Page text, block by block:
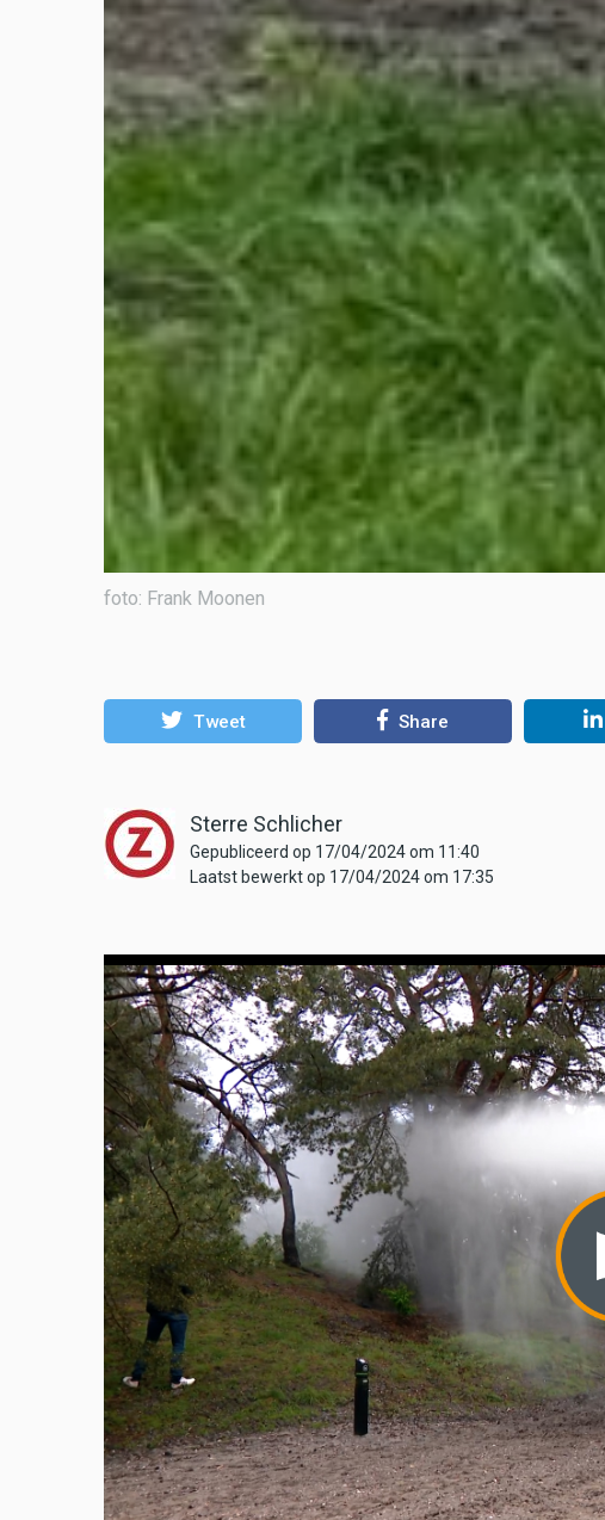
foto: Frank Moonen
Tweet Share
Sterre Schlicher
Gepubliceerd op 17/04/2024 om 11:40
Laatst bewerkt op 17/04/2024 om 17:35